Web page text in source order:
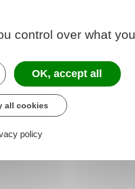
control over what
OK, accept all
all cookies
policy